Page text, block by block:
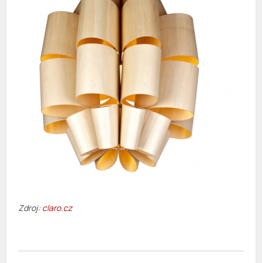
Zdroj:claro.cz